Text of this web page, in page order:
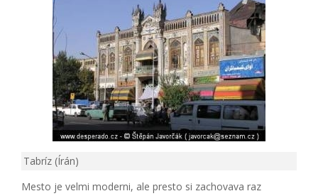
Tabríz (Írán)
Mesto je velmi moderni, ale presto si zachovava raz